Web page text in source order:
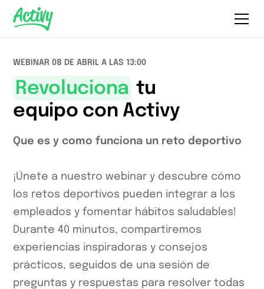
WEBINAR 08 DE ABRIL A LAS 13:00
Revoluciona tu
equipo con Activy
Que es y como funciona un reto deportivo
¡Únete a nuestro webinar y descubre cómo
los retos deportivos pueden integrar a los
empleados y fomentar hábitos saludables!
Durante 40 minutos, compartiremos
experiencias inspiradoras y consejos
prácticos, seguidos de una sesión de
preguntas y respuestas para resolver todas